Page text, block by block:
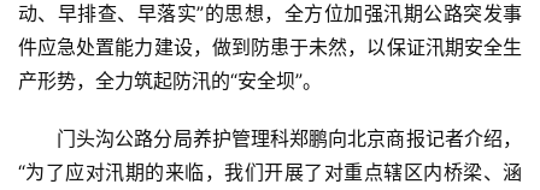
动、早排查、早落实”的思想，全方位加强汛期公路突发事
件应急处置能力建设，做到防患于未然，以保证汛期安全生
产形势，全力筑起防汛的“安全坝”。
门头沟公路分局养护管理科郑鹏向北京商报记者介绍，
“为了应对汛期的来临，我们开展了对重点辖区内桥梁、涵